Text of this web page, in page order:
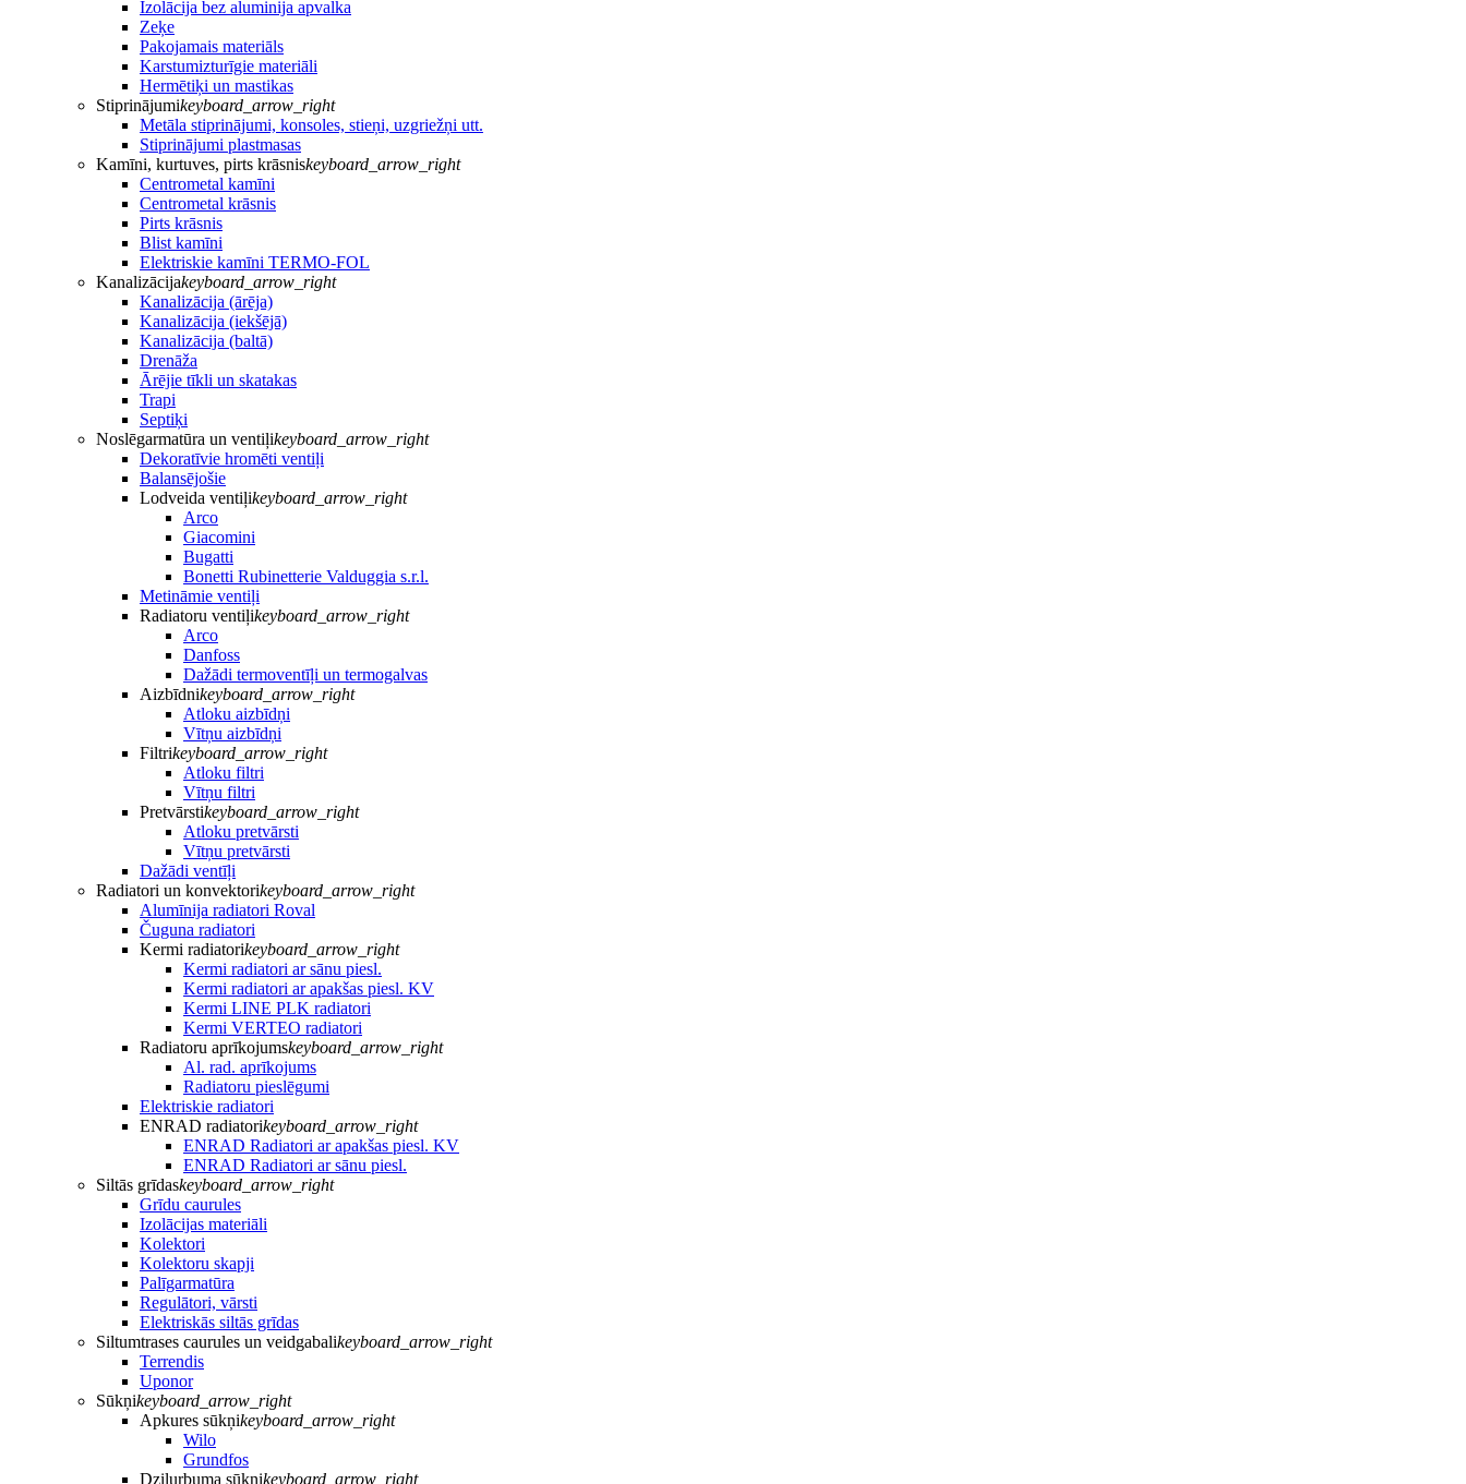
Izolācija bez aluminija apvalka
Zeķe
Pakojamais materiāls
Karstumizturīgie materiāli
Hermētiķi un mastikas
Stiprinājumikeyboard_arrow_right
Metāla stiprinājumi, konsoles, stieņi, uzgriežņi utt.
Stiprinājumi plastmasas
Kamīni, kurtuves, pirts krāsniskeyboard_arrow_right
Centrometal kamīni
Centrometal krāsnis
Pirts krāsnis
Blist kamīni
Elektriskie kamīni TERMO-FOL
Kanalizācijakeyboard_arrow_right
Kanalizācija (ārēja)
Kanalizācija (iekšējā)
Kanalizācija (baltā)
Drenāža
Ārējie tīkli un skatakas
Trapi
Septiķi
Noslēgarmatūra un ventiļikeyboard_arrow_right
Dekoratīvie hromēti ventiļi
Balansējošie
Lodveida ventiļikeyboard_arrow_right
Arco
Giacomini
Bugatti
Bonetti Rubinetterie Valduggia s.r.l.
Metināmie ventiļi
Radiatoru ventiļikeyboard_arrow_right
Arco
Danfoss
Dažādi termoventīļi un termogalvas
Aizbīdnikeyboard_arrow_right
Atloku aizbīdņi
Vītņu aizbīdņi
Filtrikeyboard_arrow_right
Atloku filtri
Vītņu filtri
Pretvārstikeyboard_arrow_right
Atloku pretvārsti
Vītņu pretvārsti
Dažādi ventīļi
Radiatori un konvektorikeyboard_arrow_right
Alumīnija radiatori Roval
Čuguna radiatori
Kermi radiatorikeyboard_arrow_right
Kermi radiatori ar sānu piesl.
Kermi radiatori ar apakšas piesl. KV
Kermi LINE PLK radiatori
Kermi VERTEO radiatori
Radiatoru aprīkojumskeyboard_arrow_right
Al. rad. aprīkojums
Radiatoru pieslēgumi
Elektriskie radiatori
ENRAD radiatorikeyboard_arrow_right
ENRAD Radiatori ar apakšas piesl. KV
ENRAD Radiatori ar sānu piesl.
Siltās grīdaskeyboard_arrow_right
Grīdu caurules
Izolācijas materiāli
Kolektori
Kolektoru skapji
Palīgarmatūra
Regulātori, vārsti
Elektriskās siltās grīdas
Siltumtrases caurules un veidgabalikeyboard_arrow_right
Terrendis
Uponor
Sūkņikeyboard_arrow_right
Apkures sūkņikeyboard_arrow_right
Wilo
Grundfos
Dziļurbuma sūkņikeyboard_arrow_right